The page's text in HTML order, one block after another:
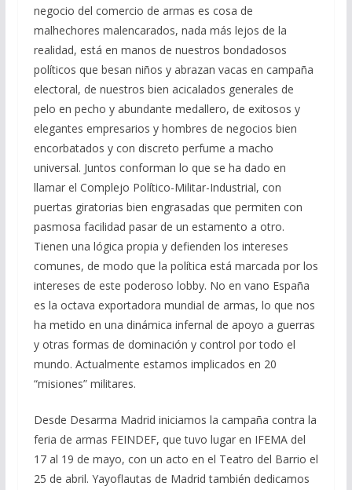
negocio del comercio de armas es cosa de
malhechores malencarados, nada más lejos de la
realidad, está en manos de nuestros bondadosos
políticos que besan niños y abrazan vacas en campaña
electoral, de nuestros bien acicalados generales de
pelo en pecho y abundante medallero, de exitosos y
elegantes empresarios y hombres de negocios bien
encorbatados y con discreto perfume a macho
universal. Juntos conforman lo que se ha dado en
llamar el Complejo Político-Militar-Industrial, con
puertas giratorias bien engrasadas que permiten con
pasmosa facilidad pasar de un estamento a otro.
Tienen una lógica propia y defienden los intereses
comunes, de modo que la política está marcada por los
intereses de este poderoso lobby. No en vano España
es la octava exportadora mundial de armas, lo que nos
ha metido en una dinámica infernal de apoyo a guerras
y otras formas de dominación y control por todo el
mundo. Actualmente estamos implicados en 20
“misiones” militares.
Desde Desarma Madrid iniciamos la campaña contra la
feria de armas FEINDEF, que tuvo lugar en IFEMA del
17 al 19 de mayo, con un acto en el Teatro del Barrio el
25 de abril. Yayoflautas de Madrid también dedicamos